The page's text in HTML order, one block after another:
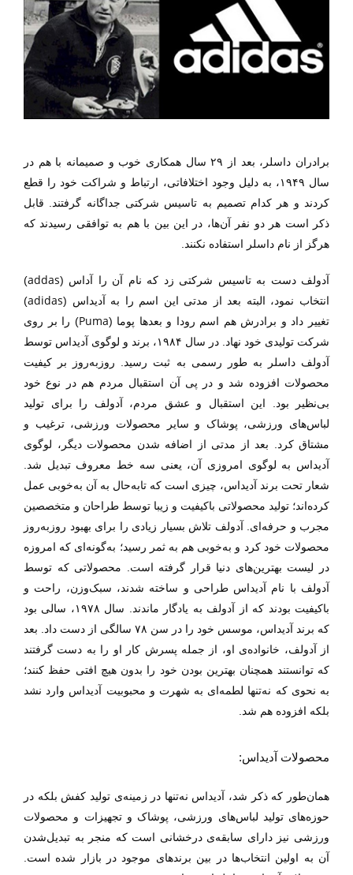
برادران داسلر، بعد از ۲۹ سال همکاری خوب و صمیمانه با هم در
سال ۱۹۴۹، به دلیل وجود اختلافاتی، ارتباط و شراکت خود را قطع
کردند و هر کدام تصمیم به تاسیس شرکتی جدا‌گانه گرفتند. قابل
ذکر است هر دو نفر آن‌ها، در این بین با هم به توافقی رسیدند که
هرگز از نام داسلر استفاده نکنند.
آدولف دست به تاسیس شرکتی زد که نام آن را آداس (addas
)
انتخاب نمود، البته بعد از مدتی این اسم را به آدیداس (adidas
)
تغییر داد و برادرش هم اسم رودا و بعد‌ها پوما (Puma) را بر روی
شرکت تولیدی خود نهاد. در سال ۱۹۸۴، برند و لوگوی آدیداس توسط
آدولف داسلر به طور رسمی به ثبت رسید. روز‌به‌روز بر کیفیت
محصولات افزوده شد و در پی آن استقبال مردم هم در نوع خود
بی‌نظیر بود. این استقبال و عشق مردم، آدولف را برای تولید
لباس‌های ورزشی، پوشاک و سایر محصولات ورزشی، ترغیب و
مشتاق کرد. بعد از مدتی از اضافه ‌شدن محصولات دیگر، لوگوی
آدیداس به لوگوی امروزی آن، یعنی سه خط معروف تبدیل شد.
شعار تحت برند آدیداس، چیزی است که تابه‌حال به آن به‌خوبی عمل
کرده‌اند؛ تولید محصولاتی با‌کیفیت و زیبا توسط طراحان و متخصصین
مجرب و حرفه‌ای. آدولف تلاش بسیار زیادی را برای بهبود روز‌به‌روز
محصولات خود کرد و به‌خوبی هم به ثمر رسید؛ به‌گونه‌ای که امروزه
در لیست بهترین‌های دنیا قرار گرفته است. محصولاتی که توسط
آدولف با نام آدیداس طراحی و ساخته شدند، سبک‌وزن، راحت و
با‌کیفیت بودند که از آدولف به یادگار ماندند. سال ۱۹۷۸، سالی بود
که برند آدیداس، موسس خود را در سن ۷۸ سالگی از دست داد. بعد
از آدولف، خانواده‌ی او، از جمله پسرش کار او را به دست گرفتند
که توانستند همچنان بهترین بودن خود را بدون هیچ افتی حفظ کنند؛
به نحوی که نه‌تنها لطمه‌ای به شهرت و محبوبیت آدیداس وارد نشد
بلکه افزوده هم شد.
محصولات آدیداس:
همان‌طور که ذکر شد، آدیداس نه‌تنها در زمینه‌ی تولید کفش بلکه در
حوزه‌های تولید لباس‌های ورزشی، پوشاک و تجهیزات و محصولات
ورزشی نیز دارای سابقه‌ی درخشانی است که منجر به تبدیل‌شدن
آن به اولین انتخاب‌ها در بین برند‌های موجود در بازار شده است.